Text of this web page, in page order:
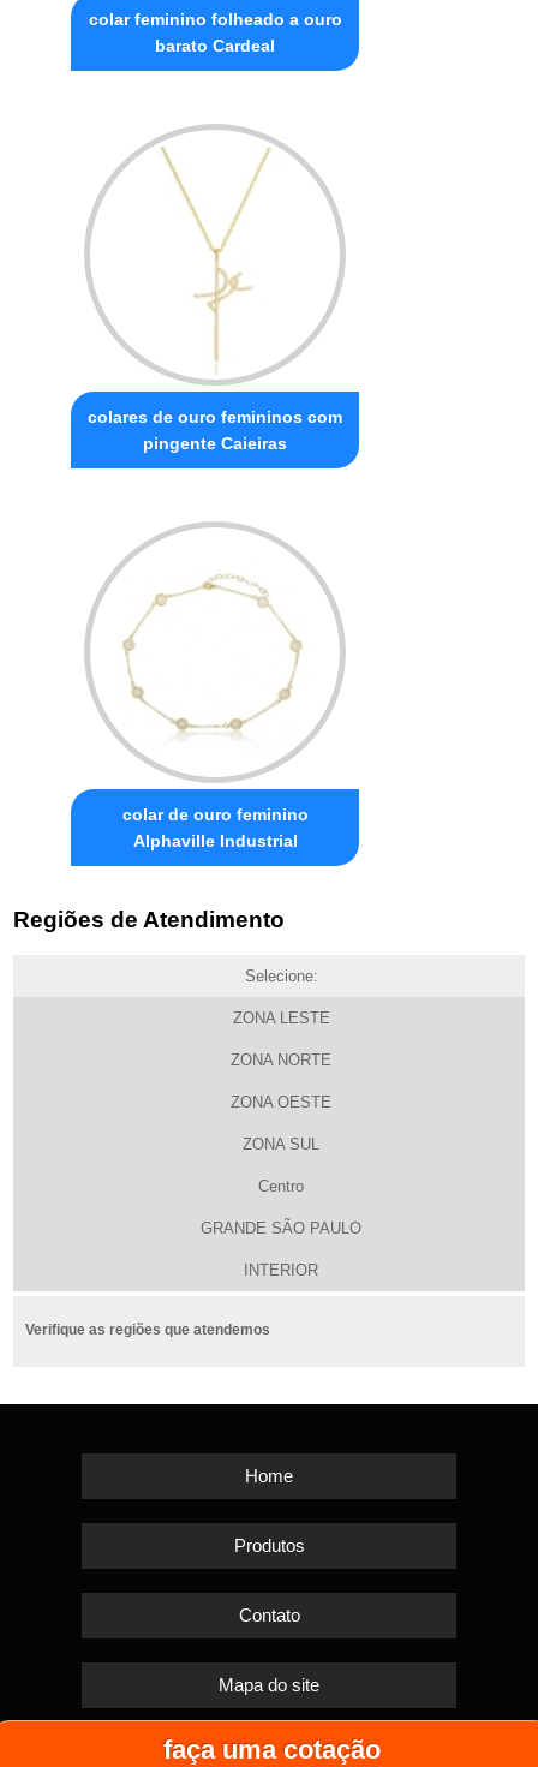
faça uma cotação
colar feminino folheado a ouro
barato Cardeal
colares de ouro femininos com
pingente Caieiras
colar de ouro feminino
Alphaville Industrial
Regiões de Atendimento
Selecione:
ZONA LESTE
ZONA NORTE
ZONA OESTE
ZONA SUL
Centro
GRANDE SÃO PAULO
INTERIOR
Verifique as regiões que atendemos
Home
Produtos
Contato
Mapa do site